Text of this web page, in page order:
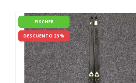
FISCHER
DESCUENTO 23 %